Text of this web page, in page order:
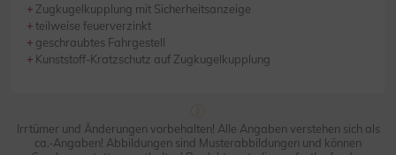
Zugkugelkupplung mit Sicherheitsanzeige
teilweise feuerverzinkt
geschraubtes Fahrgestell
Kunststoff-Kratzschutz auf Zugkugelkupplung
Irrtümer und Änderungen vorbehalten! Alle Angaben verstehen sich als
ca.-Angaben! Abbildungen sind Musterabbildungen und können